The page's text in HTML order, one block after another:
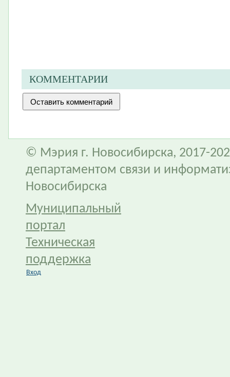
КОММЕНТАРИИ
© Мэрия г. Новосибирска, 2017-
департаментом связи и
Новосибирска
Муниципальный
портал
Техническая
поддержка
Вход